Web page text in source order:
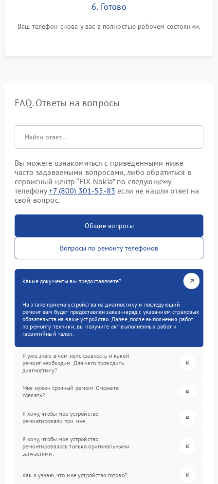
6. Готово
Ваш телефон снова у вас в полностью рабочем состоянии.
FAQ. Ответы на вопросы
Вы можете ознакомиться с приведенными ниже
часто задаваемыми вопросами, либо обратиться в
сервисный центр “FIX-Nokia” по следующему
телефону+7 (800) 301-55-83 если не нашли ответ на
свой вопрос.
Общие вопросы
Вопросы по ремонту телефонов
Какие документы вы предоставляете?
На этапе приема устройства на диагностику и последующий
ремонт вам будет предоставлен заказ-наряд с указанием страховых
обязательств на ваше устройство. Далее, после выполнения работ
по ремонту техники, вы получите акт выполненных работ и
гарантийный талон.
Я уже знаю в чем неисправность и какой
ремонт необходим. Для чего проводить
диагностику?
Мне нужен срочный ремонт. Сможете
сделать?
Я хочу, чтобы мое устройство
ремонтировали при мне.
Я хочу, чтобы мое устройство
ремонтировалось только оригинальными
запчастями.
Как я узнаю, что мое устройство готово?